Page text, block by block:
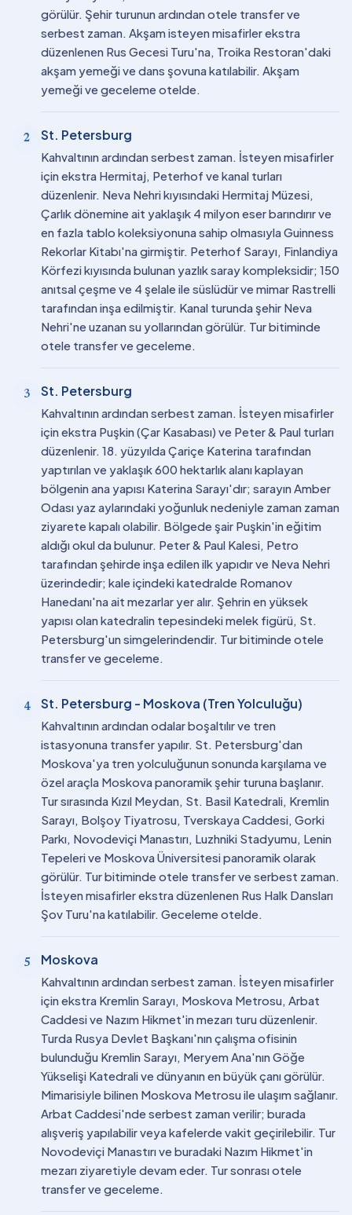
görülür. Şehir turunun ardından otele transfer ve
serbest zaman. Akşam isteyen misafirler ekstra
düzenlenen Rus Gecesi Turu'na, Troika Restoran'daki
akşam yemeği ve dans şovuna katılabilir. Akşam
yemeği ve geceleme otelde.
2 St. Petersburg
Kahvaltının ardından serbest zaman. İsteyen misafirler
için ekstra Hermitaj, Peterhof ve kanal turları
düzenlenir. Neva Nehri kıyısındaki Hermitaj Müzesi,
Çarlık dönemine ait yaklaşık 4 milyon eser barındırır ve
en fazla tablo koleksiyonuna sahip olmasıyla Guinness
Rekorlar Kitabı'na girmiştir. Peterhof Sarayı, Finlandiya
Körfezi kıyısında bulunan yazlık saray kompleksidir; 150
anıtsal çeşme ve 4 şelale ile süslüdür ve mimar Rastrelli
tarafından inşa edilmiştir. Kanal turunda şehir Neva
Nehri'ne uzanan su yollarından görülür. Tur bitiminde
otele transfer ve geceleme.
3 St. Petersburg
Kahvaltının ardından serbest zaman. İsteyen misafirler
için ekstra Puşkin (Çar Kasabası) ve Peter & Paul turları
düzenlenir. 18. yüzyılda Çariçe Katerina tarafından
yaptırılan ve yaklaşık 600 hektarlık alanı kaplayan
bölgenin ana yapısı Katerina Sarayı'dır; sarayın Amber
Odası yaz aylarındaki yoğunluk nedeniyle zaman zaman
ziyarete kapalı olabilir. Bölgede şair Puşkin'in eğitim
aldığı okul da bulunur. Peter & Paul Kalesi, Petro
tarafından şehirde inşa edilen ilk yapıdır ve Neva Nehri
üzerindedir; kale içindeki katedralde Romanov
Hanedanı'na ait mezarlar yer alır. Şehrin en yüksek
yapısı olan katedralin tepesindeki melek figürü, St.
Petersburg'un simgelerindendir. Tur bitiminde otele
transfer ve geceleme.
4 St. Petersburg - Moskova (Tren Yolculuğu)
Kahvaltının ardından odalar boşaltılır ve tren
istasyonuna transfer yapılır. St. Petersburg'dan
Moskova'ya tren yolculuğunun sonunda karşılama ve
özel araçla Moskova panoramik şehir turuna başlanır.
Tur sırasında Kızıl Meydan, St. Basil Katedrali, Kremlin
Sarayı, Bolşoy Tiyatrosu, Tverskaya Caddesi, Gorki
Parkı, Novodeviçi Manastırı, Luzhniki Stadyumu, Lenin
Tepeleri ve Moskova Üniversitesi panoramik olarak
görülür. Tur bitiminde otele transfer ve serbest zaman.
İsteyen misafirler ekstra düzenlenen Rus Halk Dansları
Şov Turu'na katılabilir. Geceleme otelde.
5 Moskova
Kahvaltının ardından serbest zaman. İsteyen misafirler
için ekstra Kremlin Sarayı, Moskova Metrosu, Arbat
Caddesi ve Nazım Hikmet'in mezarı turu düzenlenir.
Turda Rusya Devlet Başkanı'nın çalışma ofisinin
bulunduğu Kremlin Sarayı, Meryem Ana'nın Göğe
Yükselişi Katedrali ve dünyanın en büyük çanı görülür.
Mimarisiyle bilinen Moskova Metrosu ile ulaşım sağlanır.
Arbat Caddesi'nde serbest zaman verilir; burada
alışveriş yapılabilir veya kafelerde vakit geçirilebilir. Tur
Novodeviçi Manastırı ve buradaki Nazım Hikmet'in
mezarı ziyaretiyle devam eder. Tur sonrası otele
transfer ve geceleme.